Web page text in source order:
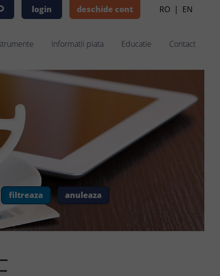
Informatii piata Educatie Contact
login deschide cont RO | EN